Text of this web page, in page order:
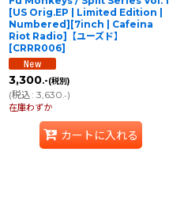
[US Orig.EP | Limited Edition |
Numbered][7inch | Cafeina
Riot Radio]【ユーズド】
[CRRR006]
3,300.-(税別)
(税込: 3,630.-)
在庫わずか
カートに入れる